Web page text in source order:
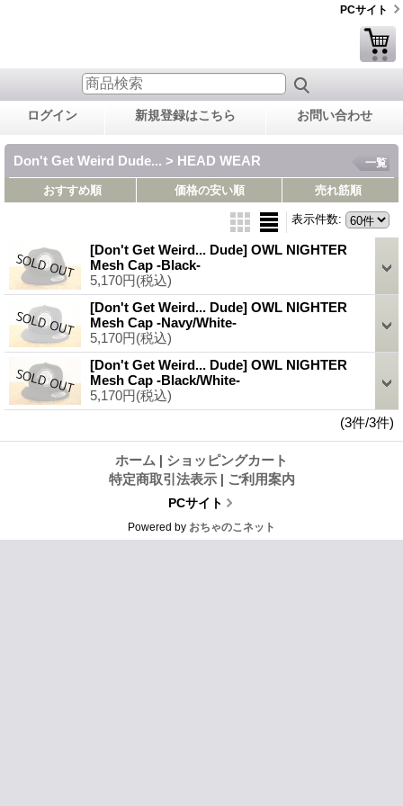
PCサイト
ログイン 新規登録はこちら お問い合わせ
Don't Get Weird Dude... > HEAD WEAR 一覧
おすすめ順 価格の安い順 売れ筋順
表示件数:
[Don't Get Weird... Dude] OWL NIGHTER
Mesh Cap -Black-
5,170円(税込)
[Don't Get Weird... Dude] OWL NIGHTER
Mesh Cap -Navy/White-
5,170円(税込)
[Don't Get Weird... Dude] OWL NIGHTER
Mesh Cap -Black/White-
5,170円(税込)
(3件/3件)
ホーム | ショッピングカート
特定商取引法表示 | ご利用案内
PCサイト
Powered by おちゃのこネット